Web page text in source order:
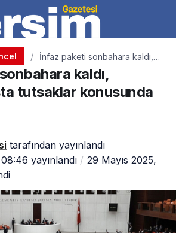
İnfaz paketi sonbahara kaldı,
yalnızca hasta tutsaklar
konusunda anlaşıldı
kaldı,
tutsaklar konusunda
tarafından yayınlandı
08:46 yayınlandı
29 Mayıs 2025,